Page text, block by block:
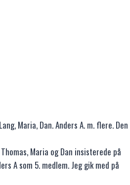
Maria, Dan. Anders A. m. flere. Den
Maria og Dan insisterede på
A som 5. medlem. Jeg gik med på